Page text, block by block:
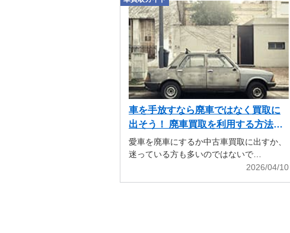
車を手放すなら廃車ではなく買取に
出そう！ 廃車買取を利用する方法も
解説
愛車を廃車にするか中古車買取に出すか、
迷っている方も多いのではないで…
2026/04/10